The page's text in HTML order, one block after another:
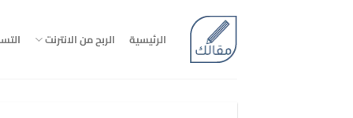
الرئيسية الربح من الانترنت